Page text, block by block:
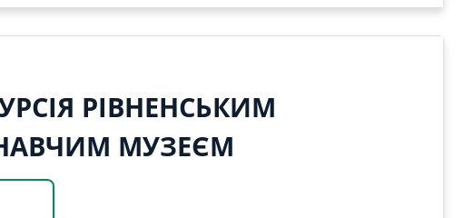
РІВНЕНСЬКИМ
МУЗЕЄМ